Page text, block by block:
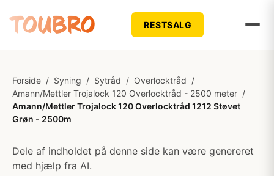
RESTSALG
Forside / Syning / Sytråd / Overlocktråd /
Amann/Mettler Trojalock 120 Overlocktråd - 2500 meter /
Amann/Mettler Trojalock 120 Overlocktråd 1212 Støvet
Grøn - 2500m
Dele af indholdet på denne side kan være genereret
med hjælp fra AI.